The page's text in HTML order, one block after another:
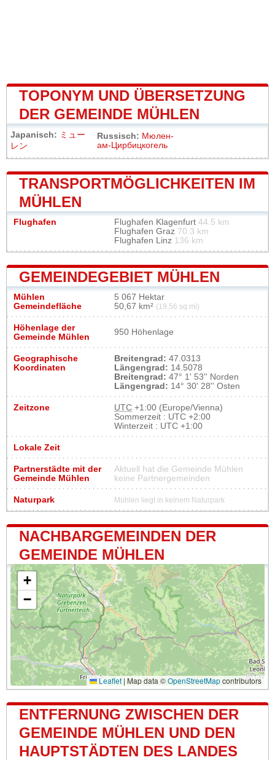
TOPONYM UND ÜBERSETZUNG
DER GEMEINDE MÜHLEN
Japanisch: ミュー
レン
Russisch: Мюлен-
ам-Цирбицкогель
TRANSPORTMÖGLICHKEITEN IM
MÜHLEN
Flughafen Flughafen Klagenfurt 44.5 km
Flughafen Graz 70.3 km
Flughafen Linz 136 km
GEMEINDEGEBIET MÜHLEN
Mühlen
Gemeindefläche
5 067 Hektar
50,67 km² (19,56 sq mi)
Höhenlage der
Gemeinde Mühlen
950 Höhenlage
Geographische
Koordinaten
Breitengrad: 47.0313
Längengrad: 14.5078
Breitengrad: 47° 1' 53'' Norden
Längengrad: 14° 30' 28'' Osten
Zeitzone UTC +1:00 (Europe/Vienna)
Sommerzeit : UTC +2:00
Winterzeit : UTC +1:00
Lokale Zeit
Partnerstädte mit der
Gemeinde Mühlen
Aktuell hat die Gemeinde Mühlen
keine Partnergemeinden
Naturpark Mühlen liegt in keinem Naturpark
NACHBARGEMEINDEN DER
GEMEINDE MÜHLEN
+
−
Leaflet | Map data ©OpenStreetMapcontributors
ENTFERNUNG ZWISCHEN DER
GEMEINDE MÜHLEN UND DEN
HAUPTSTÄDTEN DES LANDES